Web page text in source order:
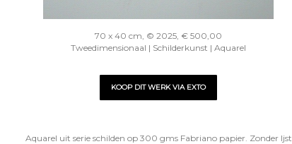
70 x 40 cm, © 2025, € 500,00
Tweedimensionaal | Schilderkunst | Aquarel
KOOP DIT WERK VIA EXTO
Aquarel uit serie schilden op 300 gms Fabriano papier. Zonder ljst